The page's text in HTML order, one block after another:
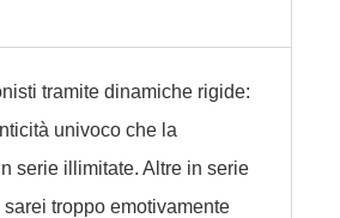
tramite dinamiche rigide:
univoco che la
serie illimitate. Altre in serie
troppo emotivamente